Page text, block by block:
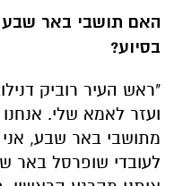
ועזר לאמא שלי.
מתושבי באר שבע,
איתנו מהרגע
עם מוצרי מזון".